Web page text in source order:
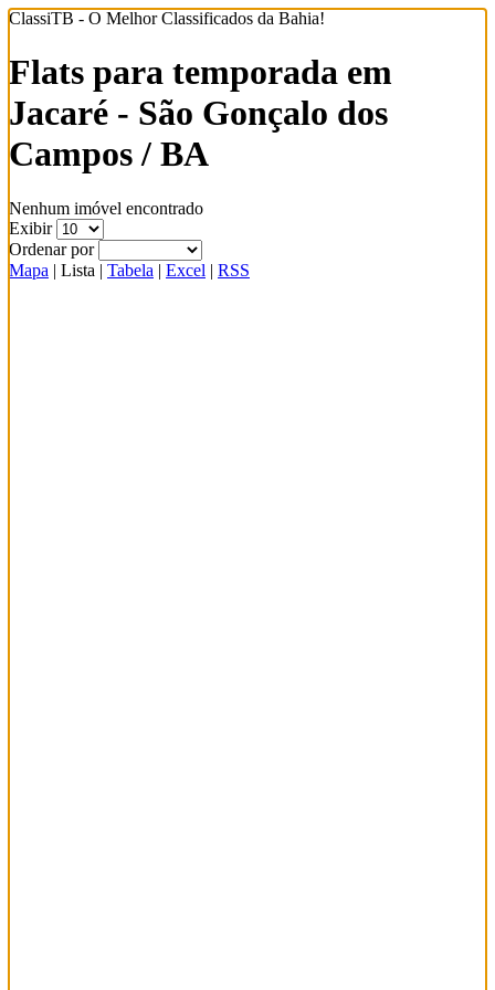
ClassiTB - O Melhor Classificados da Bahia!
Flats para temporada em
Jacaré - São Gonçalo dos
Campos / BA
Nenhum imóvel encontrado
Exibir
Ordenar por
Mapa | Lista | Tabela | Excel | RSS